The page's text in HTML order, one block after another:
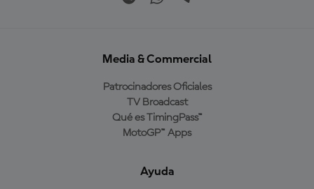
Media & Commercial
Patrocinadores Oficiales
TV Broadcast
Qué es TimingPass™
MotoGP™ Apps
Ayuda